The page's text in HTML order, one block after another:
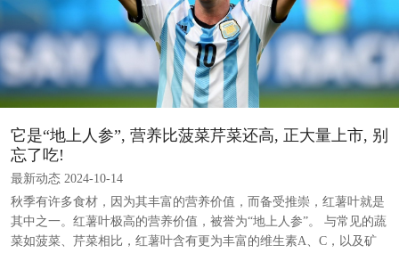
它是“地上人参”, 营养比菠菜芹菜还高, 正大量上市, 别
忘了吃!
最新动态 2024-10-14
秋季有许多食材，因为其丰富的营养价值，而备受推崇，红薯叶就是
其中之一。红薯叶极高的营养价值，被誉为“地上人参”。 与常见的蔬
菜如菠菜、芹菜相比，红薯叶含有更为丰富的维生素A、C，以及矿